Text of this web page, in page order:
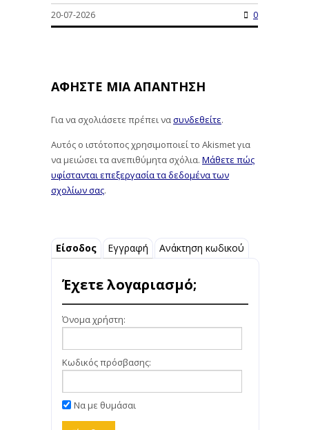
20-07-2026 0
ΑΦΉΣΤΕ ΜΙΑ ΑΠΆΝΤΗΣΗ
Για να σχολιάσετε πρέπει νασυνδεθείτε.
Αυτός ο ιστότοπος χρησιμοποιεί το Akismet για
να μειώσει τα ανεπιθύμητα σχόλια. Μάθετε πώς
υφίστανται επεξεργασία τα δεδομένα των
σχολίων σας.
Είσοδος Εγγραφή Ανάκτηση κωδικού
Έχετε λογαριασμό;
Όνομα χρήστη:
Κωδικός πρόσβασης:
Να με θυμάσαι